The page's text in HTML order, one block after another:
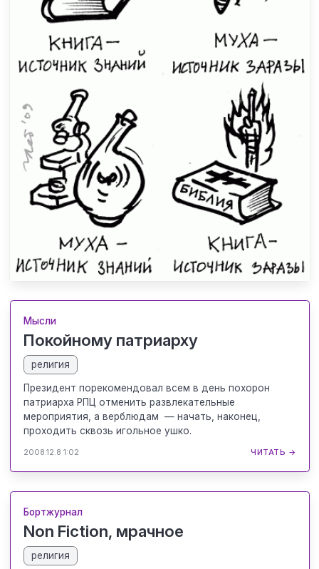
Мысли
Покойному патриарху
религия
Президент порекомендовал всем в день похорон
патриарха РПЦ отменить развлекательные
мероприятия, а верблюдам — начать, наконец,
проходить сквозь игольное ушко.
2008.12.8 1:02 ЧИТАТЬ →
Бортжурнал
Non Fiction, мрачное
религия